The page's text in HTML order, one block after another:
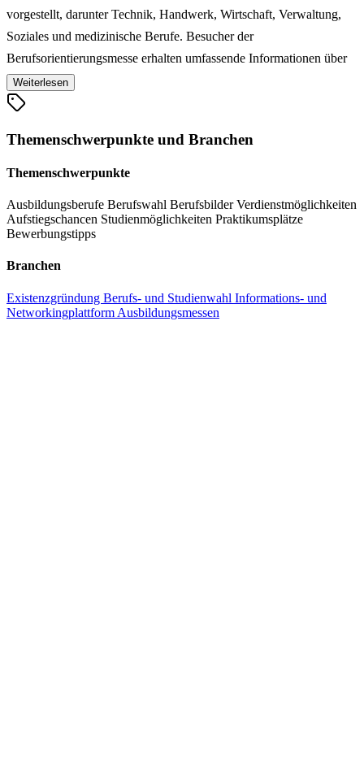
vorgestellt, darunter Technik, Handwerk, Wirtschaft, Verwaltung,
Soziales und medizinische Berufe. Besucher der
Berufsorientierungsmesse erhalten umfassende Informationen über
Ausbildungsberufe, schulische Bildungsgänge und weitere wichtige
Aspekte für den Start ins Berufsleben. Neben den Berufskollegs
und zahlreiche andere Organisationen an der Ausbildungsmesse
beteiligt. Dies gewährleistet einen vielseitigen und praxisnahen
als wichtige Plattform für die berufliche Orientierung in der Region
etabliert und bietet eine wertvolle Unterstützung für Jugendliche bei
Weiterlesen
Themenschwerpunkte und Branchen
Themenschwerpunkte
Ausbildungsberufe Berufswahl BerufsbilderVerdienstmöglichkeiten
Aufstiegschancen Studienmöglichkeiten Praktikumsplätze
Bewerbungstipps
Branchen
Existenzgründung Berufs- und Studienwahl Informations- und
Networkingplattform Ausbildungsmessen